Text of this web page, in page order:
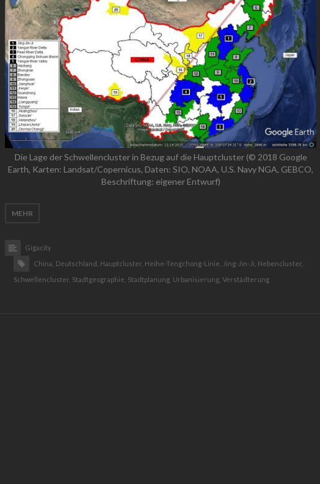
Die Lage der Schwellencluster in Bezug auf die Hauptcluster (© 2018 Google
Earth, Karten: Landsat/Copernicus, Daten: SIO, NOAA, U.S. Navy NGA, GEBCO,
Beschriftung: eigener Entwurf)
MEHR
Gigacity
China, Deutschland, Hauptcluster, Heihe-Tengchong-Linie, Jing-Jin-Ji, Nebencluster,
Schwellencluster, Stadtgeographie, Stadtplanung, Urbanisierung, Verstädterung